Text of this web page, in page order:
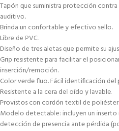
Tapón que suministra protección
auditivo.
Brinda un confortable y efectivo sello.
Libre de PVC.
Diseño de tres aletas que permite su
Grip resistente para facilitar el
inserción/remoción.
Color verde fluo. Fácil identificación del
Resistente a la cera del oído y lavable.
Provistos con cordón textil de poliéster.
Modelo detectable: incluyen un
detección de presencia ante pérdida